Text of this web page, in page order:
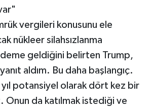
vergileri konusunu ele
nükleer silahsızlanma
geldiğini belirten Trump,
aldım. Bu daha başlangıç.
yıl potansiyel olarak dört kez bir
Onun da katılmak istediği ve